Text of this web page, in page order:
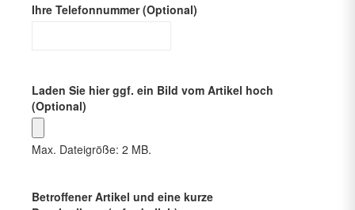
Ihre Telefonnummer (Optional)
Laden Sie hier ggf. ein Bild vom Artikel hoch
(Optional)
Max. Dateigröße: 2 MB.
Betroffener Artikel und eine kurze